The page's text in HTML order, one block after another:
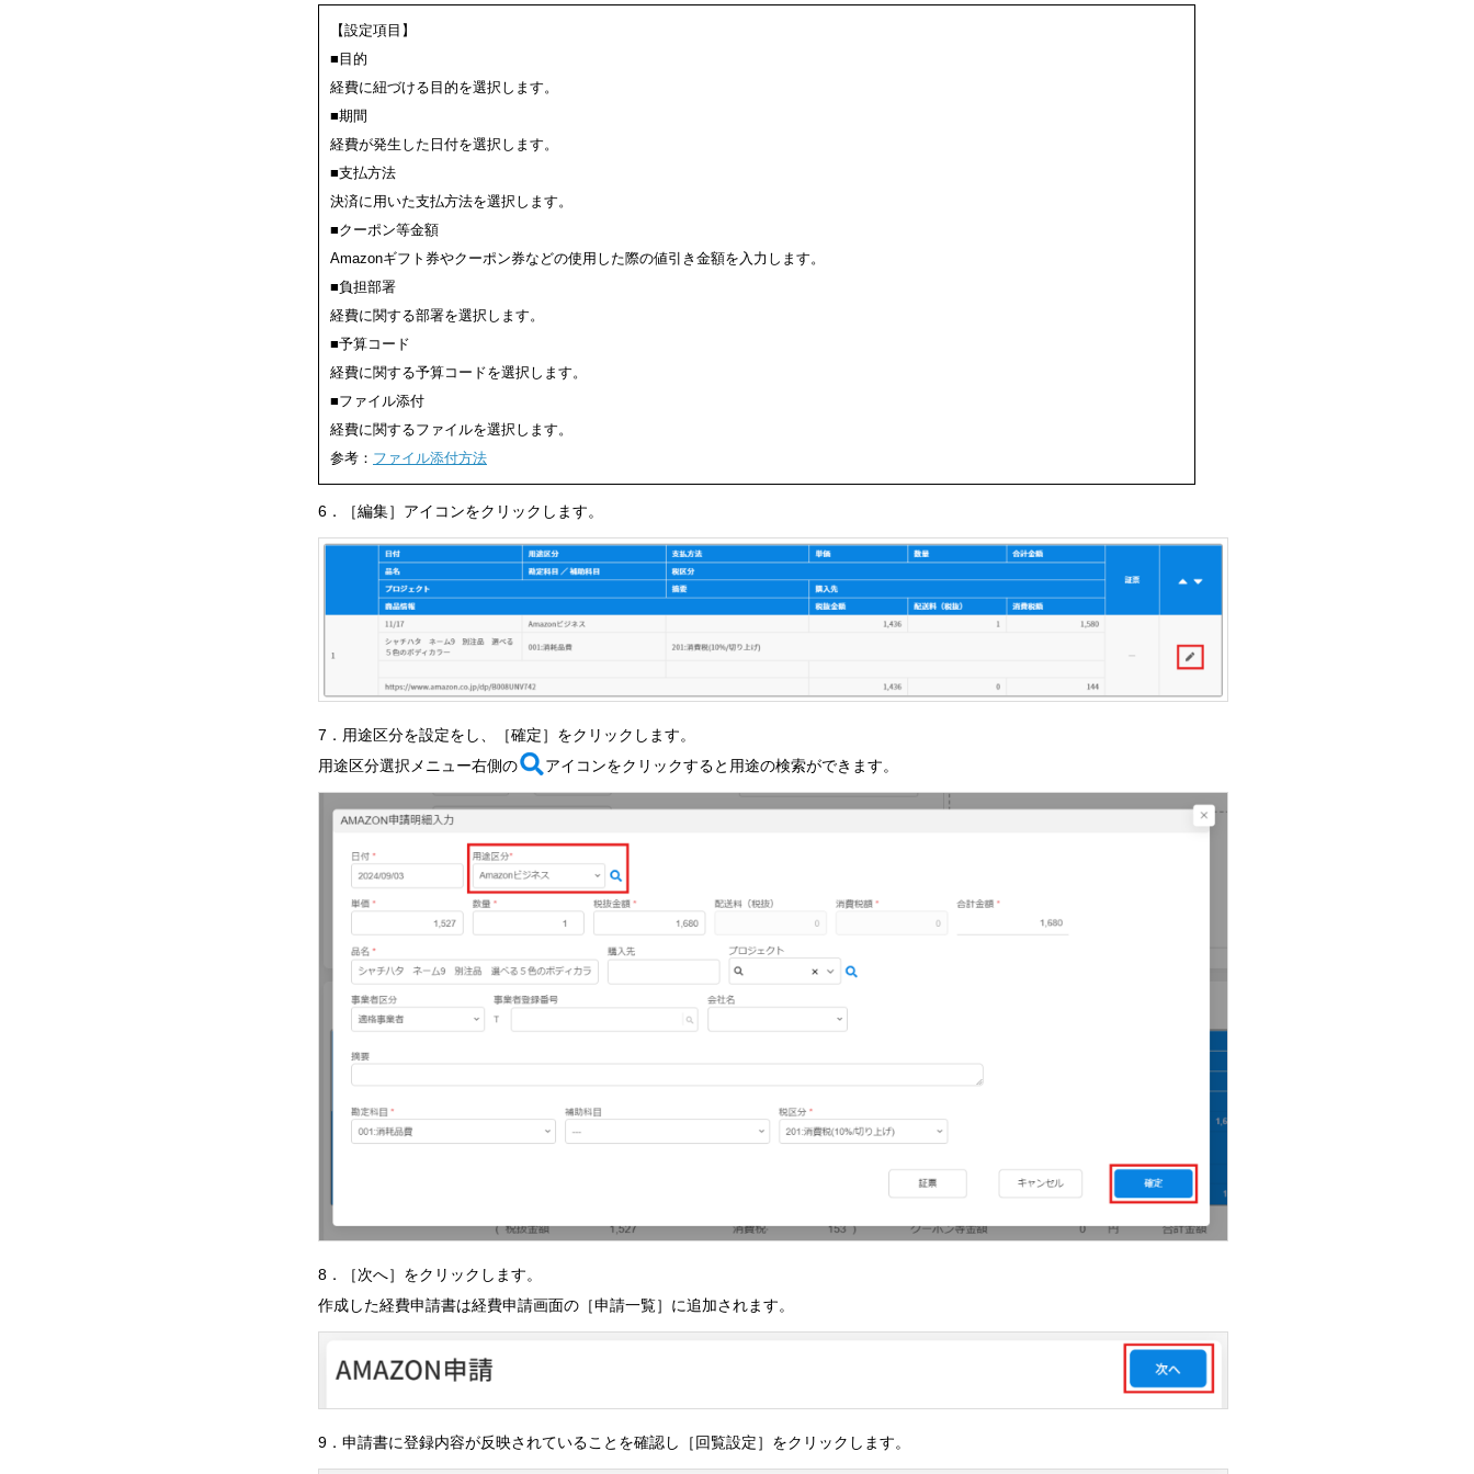
【設定項目】
■目的
経費に紐づける目的を選択します。
■期間
経費が発生した日付を選択します。
■支払方法
決済に用いた支払方法を選択します。
■クーポン等金額
Amazonギフト券やクーポン券などの使用した際の値引き金額を入力します。
■負担部署
経費に関する部署を選択します。
■予算コード
経費に関する予算コードを選択します。
■ファイル添付
経費に関するファイルを選択します。
参考： ファイル添付方法
6．［編集］アイコンをクリックします。
7．用途区分を設定をし、［確定］をクリックします。
用途区分選択メニュー右側の
アイコンをクリックすると用途の検索ができます。
8．［次へ］をクリックします。
作成した経費申請書は経費申請画面の［申請一覧］に追加されます。
9．申請書に登録内容が反映されていることを確認し［回覧設定］をクリックします。